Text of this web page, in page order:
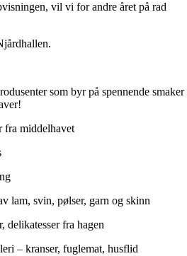
vil vi for andre året på rad
som byr på spennende smaker
fra middelhavet
lam, svin, pølser, garn og skinn
delikatesser fra hagen
– kranser, fuglemat, husflid